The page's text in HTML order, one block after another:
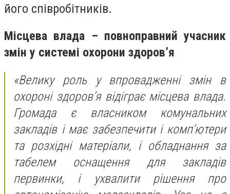
його співробітників.
Місцева влада – повноправний учасник
змін у системі охорони здоров’я
«Велику роль у впровадженні змін в
охороні здоров’я відіграє місцева влада.
Громада є власником комунальних
закладів і має забезпечити і комп’ютери
та розхідні матеріали, і обладнання за
табелем оснащення для закладів
первинки, і ухвалити рішення про